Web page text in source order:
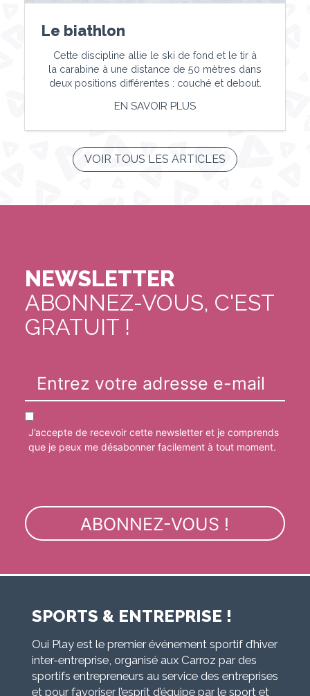
Le biathlon
Cette discipline allie le ski de fond et le tir à
la carabine à une distance de 50 mètres dans
deux positions différentes : couché et debout.
EN SAVOIR PLUS
VOIR TOUS LES ARTICLES
NEWSLETTER
ABONNEZ-VOUS, C'EST
GRATUIT !
J’accepte de recevoir cette newsletter et je comprends
que je peux me désabonner facilement à tout moment.
SPORTS & ENTREPRISE !
Oui Play est le premier événement sportif d’hiver
inter-entreprise, organisé aux Carroz par des
sportifs entrepreneurs au service des entreprises
et pour favoriser l’esprit d’équipe par le sport et